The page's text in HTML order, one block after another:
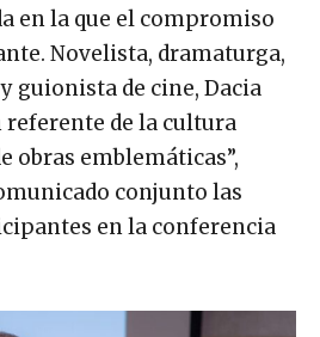
en la que el compromiso
Novelista, dramaturga,
guionista de cine, Dacia
de la cultura
obras emblemáticas”,
conjunto las
en la conferencia